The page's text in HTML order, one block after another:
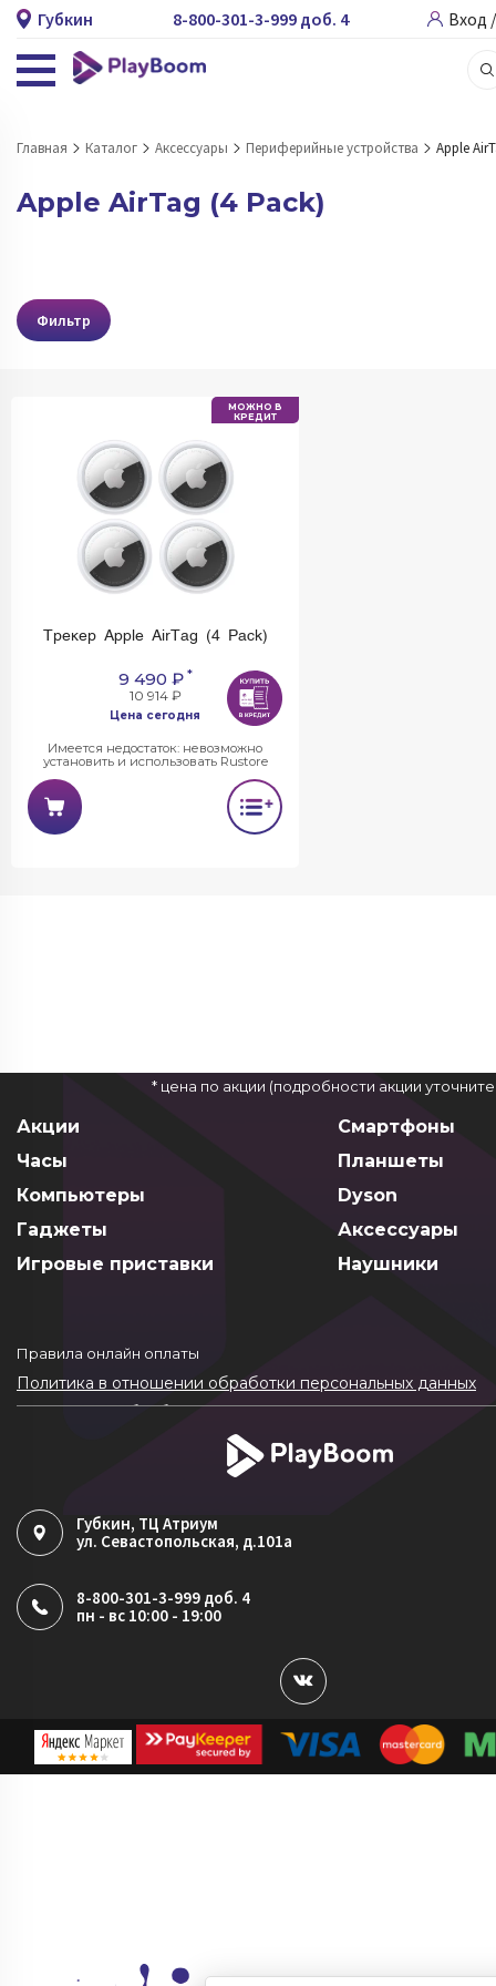
Губкин 8-800-301-3-999 доб. 4 Вход
Главная Каталог Аксессуары Периферийные устройства Apple
Apple AirTag (4 Pack)
Фильтр
МОЖНО В
КРЕДИТ
Трекер Apple AirTag (4 Pack)
9 490 ₽*
10 914 ₽
Цена сегодня
Имеется недостаток: невозможно
установить и использовать Rustore
* цена по акции (подробности акции
Акции
Смартфоны
Часы
Планшеты
Компьютеры
Dyson
Гаджеты
Аксессуары
Игровые приставки
Наушники
Правила онлайн оплаты
Политика в отношении обработки персональных данных
Согласие на обработку ПДн
Политика обработки файлов cookie
Губкин, ТЦ Атриум
ул. Севастопольская, д.101а
8-800-301-3-999 доб. 4
пн - вс 10:00 - 19:00